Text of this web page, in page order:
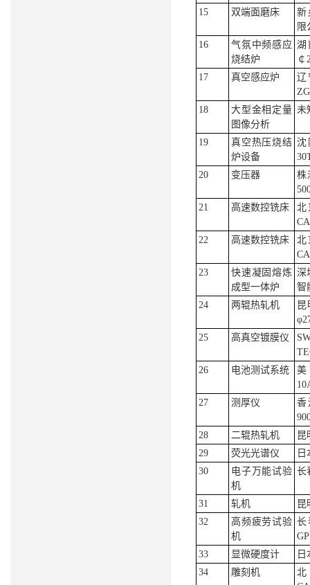
15
双端面磨床
新
限
16
气氛中频感应
烧结炉
湖
￠
17
真空感应炉
辽
18
大型金相定量
图像分析
未
19
真空热压烧结
炉设备
沈
20
变压器
株
21
高速数控铣床
22
高速数控铣床
23
快速凝固熔炼
成型一体炉
深
智
24
两辊热轧机
25
高真空镀膜仪
26
电池测试系统
27
测厚仪
香
28
二辊热轧机
昆
29
荧光光谱仪
日
30
电子万能试验
机
长
31 轧机
昆
32
高频疲劳试验
机
长
33
显微硬度计
34
雕刻机